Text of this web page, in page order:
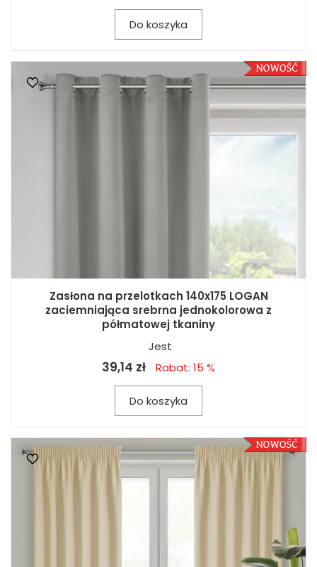
Do koszyka
Zasłona na przelotkach 140x175 LOGAN
zaciemniająca srebrna jednokolorowa z
półmatowej tkaniny
Jest
39,14 zł Rabat: 15 %
Do koszyka